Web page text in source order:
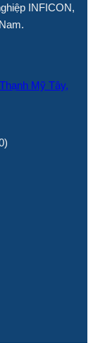
INFICON,
Mỹ Tây,